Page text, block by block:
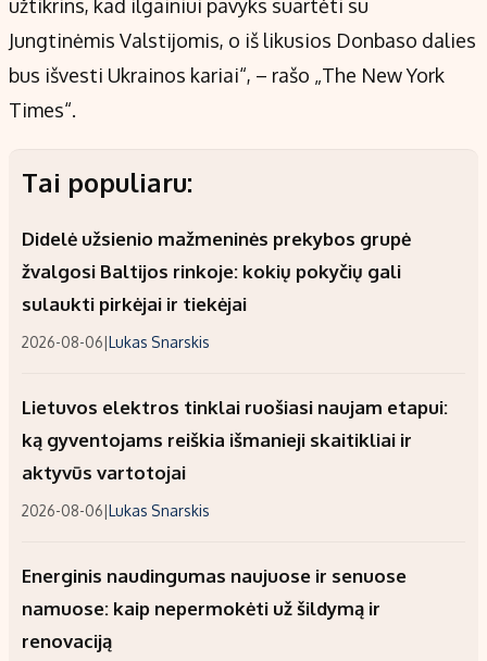
užtikrins, kad ilgainiui pavyks suartėti su
Jungtinėmis Valstijomis, o iš likusios Donbaso dalies
bus išvesti Ukrainos kariai“, – rašo „The New York
Times“.
Tai populiaru:
Didelė užsienio mažmeninės prekybos grupė
žvalgosi Baltijos rinkoje: kokių pokyčių gali
sulaukti pirkėjai ir tiekėjai
2026-08-06|Lukas Snarskis
Lietuvos elektros tinklai ruošiasi naujam etapui:
ką gyventojams reiškia išmanieji skaitikliai ir
aktyvūs vartotojai
2026-08-06|Lukas Snarskis
Energinis naudingumas naujuose ir senuose
namuose: kaip nepermokėti už šildymą ir
renovaciją